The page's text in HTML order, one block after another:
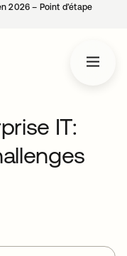
2026 – Point d’étape
IT: